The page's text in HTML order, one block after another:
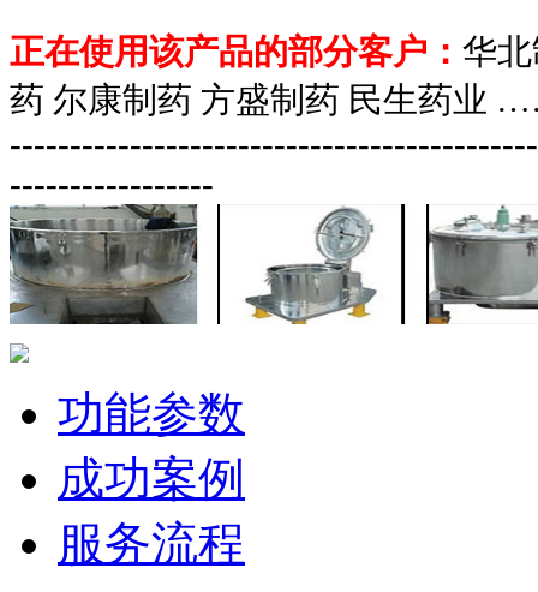
正在使用该产品的部分客户： 华
药 尔康制药 方盛制药 民生药业
-----------------
功能参数
成功案例
服务流程